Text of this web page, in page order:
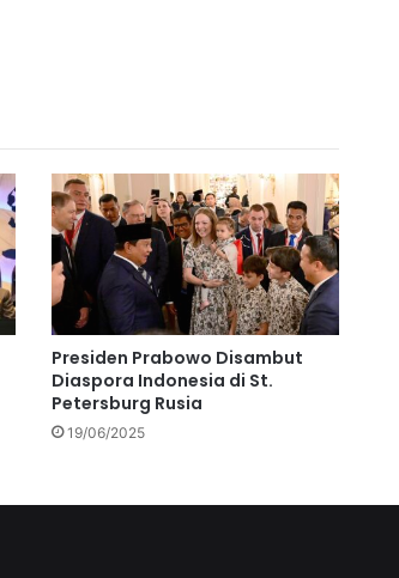
Presiden Prabowo Disambut
Diaspora Indonesia di St.
Petersburg Rusia
19/06/2025